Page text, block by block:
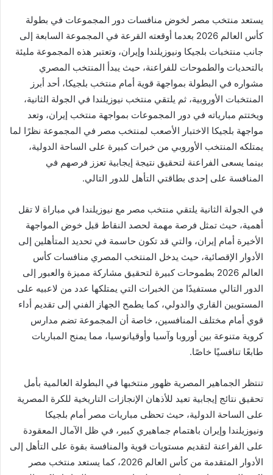
يستعد منتخب مصر لخوض منافسات دور المجموعات في بطولة
كأس العالم 2026 بعدما أوقعته القرعة في المجموعة السابعة إلى
جانب منتخبات بلجيكا ونيوزيلندا وإيران، وتعتبر هذه المجموعة مليئة
بالتحديات والطموحات للفراعنة، حيث يبدأ المنتخب المصري
مشواره في البطولة بمواجهة قوية أمام منتخب بلجيكا، أحد أبرز
المنتخبات الأوروبية، ثم يلتقي منتخب نيوزيلندا في الجولة الثانية،
ويختتم مبارياته في دور المجموعات بمواجهة منتخب إيران، وتعد
مواجهة بلجيكا الاختبار الأصعب لمنتخب مصر في المجموعة نظرًا لما
يمتلكه المنتخب الأوروبي من خبرات كبيرة على الساحة الدولية،
بينما يسعى الفراعنة لتحقيق نتيجة إيجابية تعزز فرصهم في
المنافسة على إحدى بطاقتي التأهل للدور التالي.
في الجولة الثانية يلتقي منتخب مصر مع نيوزيلندا في مباراة لا تقل
أهمية، حيث تمثل فرصة مهمة لحصد النقاط قبل خوض المواجهة
الأخيرة أمام إيران، والتي قد تكون حاسمة في تحديد المتأهلين إلى
الأدوار الإقصائية، حيث يدخل المنتخب المصري منافسات كأس
العالم 2026 بطموحات كبيرة لتحقيق مشاركة مميزة والعبور إلى
الدور التالي مستفيدًا من الخبرات التي يمتلكها عدد من لاعبيه على
المستويين القاري والدولي، كما يطمح الجهاز الفني إلى تقديم أداء
قوي أمام مختلف المنافسين، خاصة أن المجموعة تضم مدارس
كروية متنوعة بين أوروبا وآسيا وأوقيانوسيا، مما يمنح المباريات
طابعًا تنافسيًا خاصًا.
تنتظر الجماهير المصرية ظهور منتخبها في البطولة العالمية بأمل
تحقيق نتائج إيجابية تعيد للأذهان الإنجازات التاريخية للكرة المصرية
على الساحة الدولية، حيث تحظى مباريات مصر أمام بلجيكا
ونيوزيلندا وإيران باهتمام جماهيري كبير، في ظل الآمال المعقودة
على الفراعنة لتقديم مستويات قوية والمنافسة بقوة على التأهل إلى
الأدوار المتقدمة من كأس العالم 2026، كما يستعد منتخب مصر